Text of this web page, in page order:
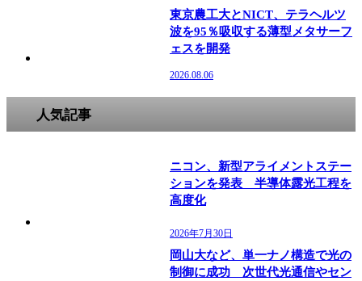
東京農工大とNICT、テラヘルツ
波を95％吸収する薄型メタサーフ
ェスを開発
2026.08.06
人気記事
ニコン、新型アライメントステー
ションを発表 半導体露光工程を
高度化
2026年7月30日
岡山大など、単一ナノ構造で光の
制御に成功 次世代光通信やセン